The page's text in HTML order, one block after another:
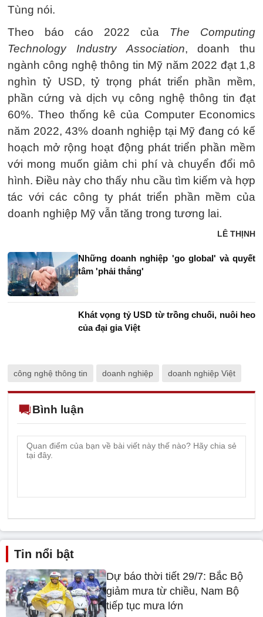
Tùng nói.
Theo báo cáo 2022 của The Computing
Technology Industry Association, doanh thu
ngành công nghệ thông tin Mỹ năm 2022 đạt 1,8
nghìn tỷ USD, tỷ trọng phát triển phần mềm,
phần cứng và dịch vụ công nghệ thông tin đạt
60%. Theo thống kê của Computer Economics
năm 2022, 43% doanh nghiệp tại Mỹ đang có kế
hoạch mở rộng hoạt động phát triển phần mềm
với mong muốn giảm chi phí và chuyển đổi mô
hình. Điều này cho thấy nhu cầu tìm kiếm và hợp
tác với các công ty phát triển phần mềm của
doanh nghiệp Mỹ vẫn tăng trong tương lai.
LÊ THỊNH
Những doanh nghiệp 'go global' và quyết
tâm 'phải thắng'
Khát vọng tỷ USD từ trồng chuối, nuôi heo
của đại gia Việt
công nghệ thông tin doanh nghiệp doanh nghiệp Việt
Bình luận
Tin nổi bật
Dự báo thời tiết 29/7: Bắc Bộ
giảm mưa từ chiều, Nam Bộ
tiếp tục mưa lớn